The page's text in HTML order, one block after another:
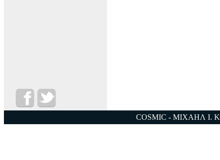
COSMIC - ΜΙΧΑΗΛ Ι.